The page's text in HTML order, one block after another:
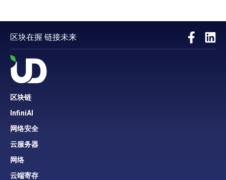
区块在握 链接未来
区块链
InfiniAI
网络安全
云服务器
网络
云端寄存